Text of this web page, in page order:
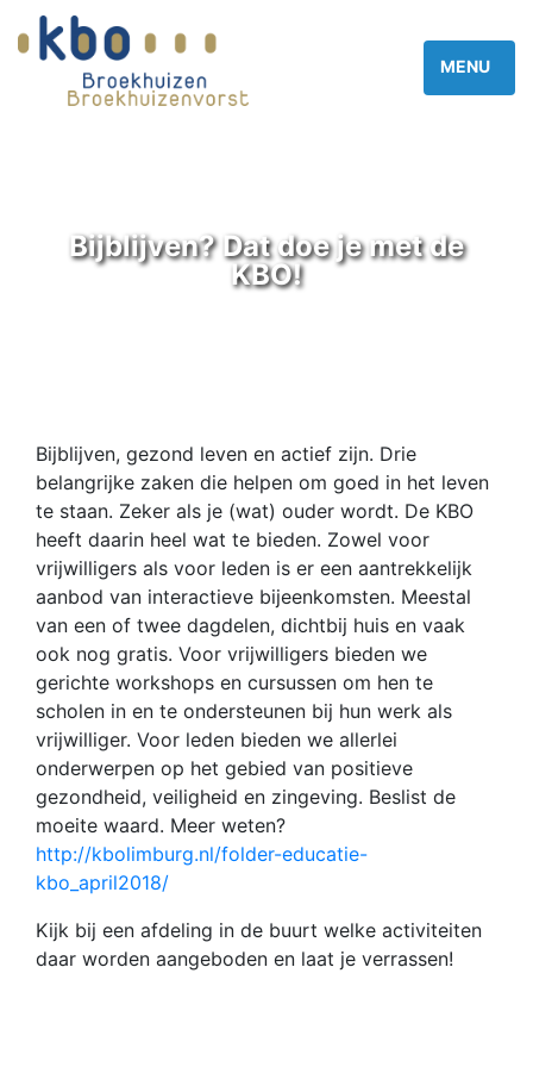
Bijblijven? Dat doe je met de
KBO!
Bijblijven, gezond leven en actief zijn. Drie
belangrijke zaken die helpen om goed in het leven
te staan. Zeker als je (wat) ouder wordt. De KBO
heeft daarin heel wat te bieden. Zowel voor
vrijwilligers als voor leden is er een aantrekkelijk
aanbod van interactieve bijeenkomsten. Meestal
van een of twee dagdelen, dichtbij huis en vaak
ook nog gratis. Voor vrijwilligers bieden we
gerichte workshops en cursussen om hen te
scholen in en te ondersteunen bij hun werk als
vrijwilliger. Voor leden bieden we allerlei
onderwerpen op het gebied van positieve
gezondheid, veiligheid en zingeving. Beslist de
moeite waard. Meer weten?
http://kbolimburg.nl/folder-educatie-
kbo_april2018/
Kijk bij een afdeling in de buurt welke activiteiten
daar worden aangeboden en laat je verrassen!